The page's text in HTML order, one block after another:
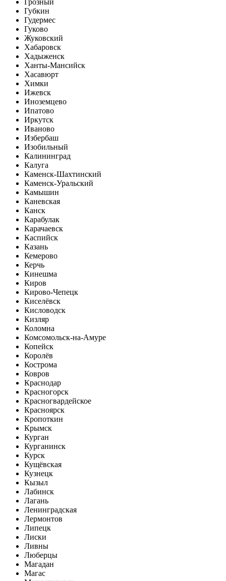
Грозный
Губкин
Гудермес
Гуково
Жуковский
Хабаровск
Хадыженск
Ханты-Мансийск
Хасавюрт
Химки
Ижевск
Иноземцево
Ипатово
Иркутск
Иваново
Избербаш
Изобильный
Калининград
Калуга
Каменск-Шахтинский
Каменск-Уральский
Камышин
Каневская
Канск
Карабулак
Карачаевск
Каспийск
Казань
Кемерово
Керчь
Кинешма
Киров
Кирово-Чепецк
Киселёвск
Кисловодск
Кизляр
Коломна
Комсомольск-на-Амуре
Копейск
Королёв
Кострома
Ковров
Краснодар
Красногорск
Красногвардейское
Красноярск
Кропоткин
Крымск
Курган
Курганинск
Курск
Кущёвская
Кузнецк
Кызыл
Лабинск
Лагань
Ленинградская
Лермонтов
Липецк
Лиски
Ливны
Люберцы
Магадан
Магас